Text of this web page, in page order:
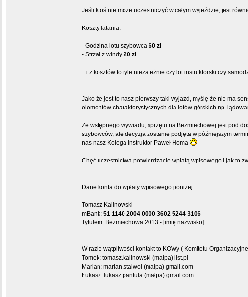
Jeśli ktoś nie może uczestniczyć w całym wyjeździe, jest
Koszty latania:
- Godzina lotu szybowca 60 zł
- Strzał z windy 20 zł
...i z kosztów to tyle niezależnie czy lot instruktorski czy
Jako że jest to nasz pierwszy taki wyjazd, myślę że nie ma
elementów charakterystycznych dla lotów górskich np.
Ze wstępnego wywiadu, sprzętu na Bezmiechowej jest pod
szybowców, ale decyzja zostanie podjęta w późniejszym
nas nasz Kolega Instruktor Paweł Homa
Chęć uczestnictwa potwierdzacie wpłatą wpisowego i jak to
Dane konta do wpłaty wpisowego poniżej:
Tomasz Kalinowski
mBank: 51 1140 2004 0000 3602 5244 3106
Tytułem: Bezmiechowa 2013 - [imię nazwisko]
W razie wątpliwości kontakt to KOWy ( Komitetu
Tomek: tomasz.kalinowski (małpa) list.pl
Marian: marian.stalwol (małpa) gmail.com
Łukasz: lukasz.pantula (małpa) gmail.com